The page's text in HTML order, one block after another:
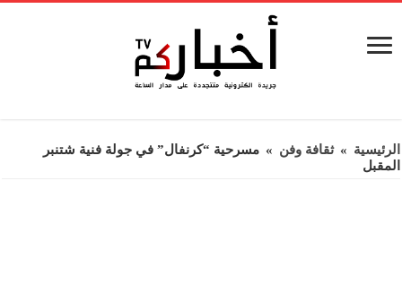
الرئيسية » ثقافة وفن » مسرحية “كرنفال” في جولة فنية شتنبر
المقبل